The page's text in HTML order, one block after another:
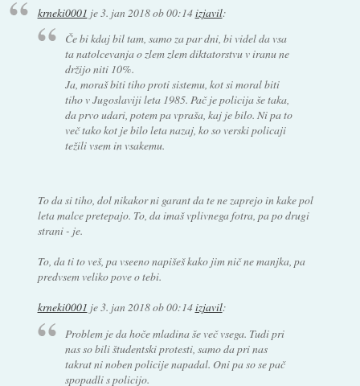
krneki0001 je3. jan 2018 ob 00:14izjavil:
Če bi kdaj bil tam, samo za par dni, bi videl da vsa
ta natolcevanja o zlem zlem diktatorstvu v iranu ne
držijo niti 10%.
Ja, moraš biti tiho proti sistemu, kot si moral biti
tiho v Jugoslaviji leta 1985. Pač je policija še taka,
da prvo udari, potem pa vpraša, kaj je bilo. Ni pa to
več tako kot je bilo leta nazaj, ko so verski policaji
težili vsem in vsakemu.
To da si tiho, dol nikakor ni garant da te ne zaprejo in kake pol
leta malce pretepajo. To, da imaš vplivnega fotra, pa po drugi
strani - je.
To, da ti to veš, pa vseeno napišeš kako jim nič ne manjka, pa
predvsem veliko pove o tebi.
krneki0001 je3. jan 2018 ob 00:14izjavil:
Problem je da hoče mladina še več vsega. Tudi pri
nas so bili študentski protesti, samo da pri nas
takrat ni noben policije napadal. Oni pa so se pač
spopadli s policijo.